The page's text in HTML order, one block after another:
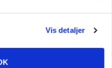
Vis detaljer